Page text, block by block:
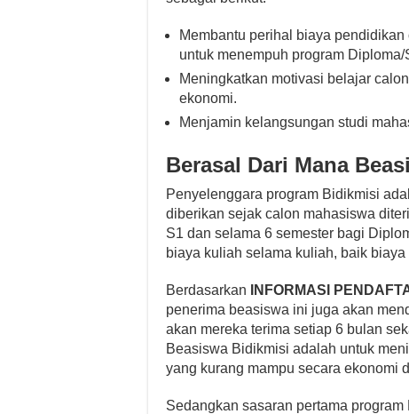
Membantu perihal biaya
untuk menempuh program Diploma/
Meningkatkan motivasi belajar
ekonomi.
Menjamin kelangsungan studi
Berasal Dari Mana
Penyelenggara program Bidikmisi
diberikan sejak calon mahasiswa
S1 dan selama 6 semester bagi
biaya kuliah selama kuliah, baik
Berdasarkan INFORMASI
penerima beasiswa ini juga akan
akan mereka terima setiap 6 bulan
Beasiswa Bidikmisi adalah untuk
yang kurang mampu secara ekonomi
Sedangkan sasaran pertama